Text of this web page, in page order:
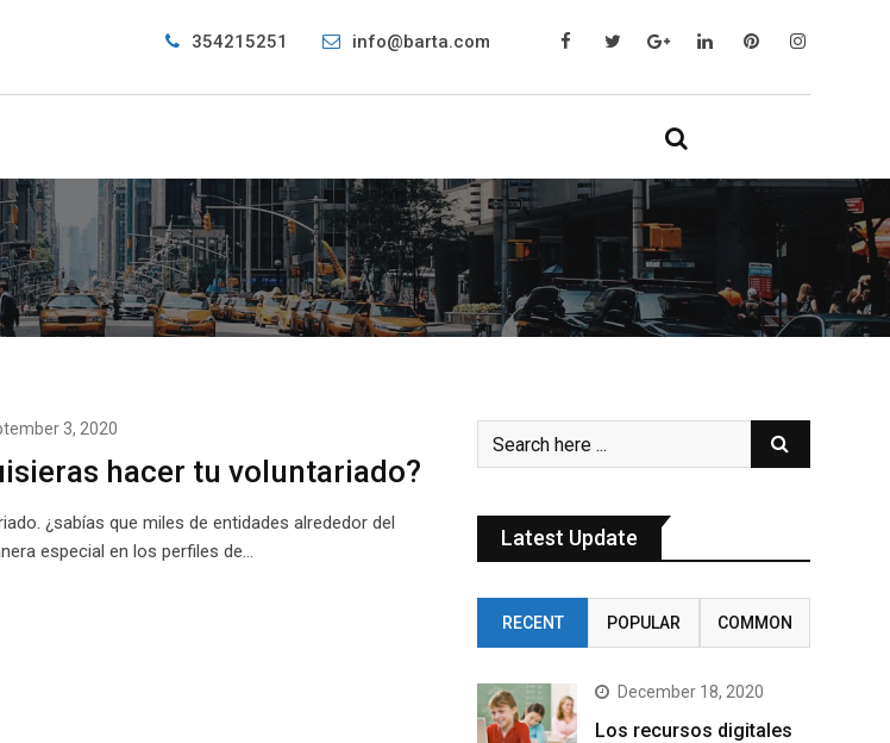
354215251 info@barta.com
3, 2020
hacer tu voluntariado?
¿sabías que miles de entidades alrededor del
especial en los perfiles de…
Latest Update
RECENT POPULAR COMMON
December 18, 2020
Los recursos digitales